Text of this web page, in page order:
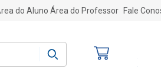
do Aluno Área do Professor Fale